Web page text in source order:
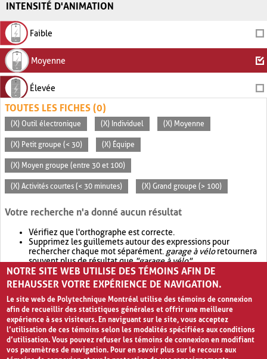
INTENSITÉ D'ANIMATION
Faible
Moyenne
Élevée
TOUTES LES FICHES (0)
(X) Outil électronique (X) Individuel (X) Moyenne
(X) Petit groupe (< 30) (X) Équipe
(X) Moyen groupe (entre 30 et 100)
(X) Activités courtes (< 30 minutes) (X) Grand groupe (> 100)
Votre recherche n'a donné aucun résultat
Vérifiez que l'orthographe est correcte.
Supprimez les guillemets autour des expressions pour
rechercher chaque mot séparément. garage à véloretournera
souvent plus de résultat que"garage à vélo".
Envisagez d'élargir votre recherche avec OR.garage OR vélo
retournera souvent plus de résultat quegarage à vélo
NOTRE SITE WEB UTILISE DES TÉMOINS AFIN DE
REHAUSSER VOTRE EXPÉRIENCE DE NAVIGATION.
Le site web de Polytechnique Montréal utilise des témoins de connexion
afin de recueillir des statistiques générales et offrir une meilleure
expérience à ses visiteurs. En naviguant sur le site, vous acceptez
l’utilisation de ces témoins selon les modalités spécifiées aux conditions
d’utilisation. Vous pouvez refuser les témoins de connexion en modifiant
vos paramètres de navigation. Pour en savoir plus sur le recours aux